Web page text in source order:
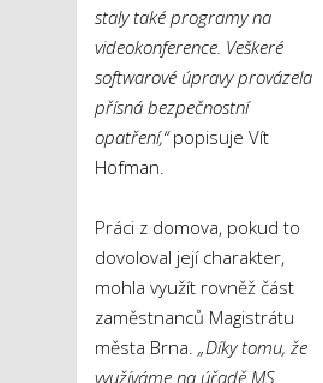
staly také programy na
videokonference. Veškeré
softwarové úpravy provázela
přísná bezpečnostní
opatření,“popisuje Vít
Hofman.
Práci z domova, pokud to
dovoloval její charakter,
mohla využít rovněž část
zaměstnanců Magistrátu
města Brna. „Díky tomu, že
využíváme na úřadě MS